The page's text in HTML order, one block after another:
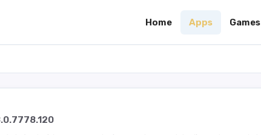
Home Apps Games